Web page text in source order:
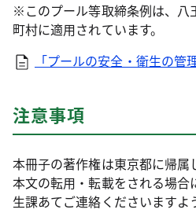
※このプール等取締条例は、八
町村に適用されています。
「プールの安全・衛生の管
注意事項
本冊子の著作権は東京都に帰属
本文の転用・転載をされる場
生課あてご連絡くださいますよ